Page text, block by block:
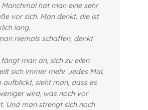
Manchmal hat man eine sehr
vor sich. Man denkt, die ist
lang,
niemals schaffen, denkt
man an, sich zu eilen.
sich immer mehr. Jedes Mal,
aufblickt, sieht man, dass es
wird, was noch vor
Und man strengt sich noch